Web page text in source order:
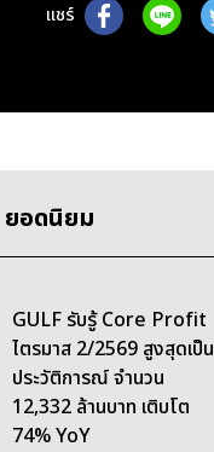
แชร์
ยอดนิยม
GULF รับรู้ Core Profit
ไตรมาส 2/2569 สูงสุดเป็น
ประวัติการณ์ จำนวน
12,332 ล้านบาท เติบโต
74% YoY